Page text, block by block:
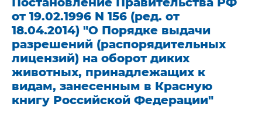
от 19.02.1996 N 156 (ред. от
18.04.2014) "О Порядке выдачи
разрешений (распорядительных
лицензий) на оборот диких
животных, принадлежащих к
видам, занесенным в Красную
книгу Российской Федерации"